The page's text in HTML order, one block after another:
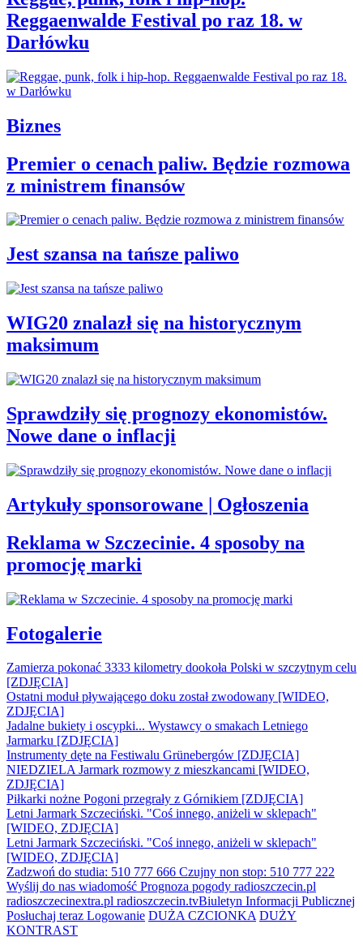
Reggaenwalde Festival po raz 18. w
Darłówku
Biznes
Premier o cenach paliw. Będzie rozmowa
z ministrem finansów
Jest szansa na tańsze paliwo
WIG20 znalazł się na historycznym
maksimum
Sprawdziły się prognozy ekonomistów.
Nowe dane o inflacji
Artykuły sponsorowane | Ogłoszenia
Reklama w Szczecinie. 4 sposoby na
promocję marki
Fotogalerie
Zamierza pokonać 3333 kilometry dookoła Polski w szczytnym celu
[ZDJĘCIA]
Ostatni moduł pływającego doku został zwodowany [WIDEO,
ZDJĘCIA]
Jadalne bukiety i oscypki... Wystawcy o smakach Letniego
Jarmarku [ZDJĘCIA]
Instrumenty dęte na Festiwalu Grünebergów [ZDJĘCIA]
NIEDZIELA Jarmark rozmowy z mieszkancami [WIDEO,
ZDJĘCIA]
Piłkarki nożne Pogoni przegrały z Górnikiem [ZDJĘCIA]
Letni Jarmark Szczeciński. "Coś innego, aniżeli w sklepach"
[WIDEO, ZDJĘCIA]
Letni Jarmark Szczeciński. "Coś innego, aniżeli w sklepach"
[WIDEO, ZDJĘCIA]
Zadzwoń do studia: 510 777 666 Czujny non stop: 510 777 222
Wyślij do nas wiadomość Prognoza pogody radioszczecin.pl
radioszczecinextra.pl radioszczecin.tvBiuletyn Informacji Publicznej
Posłuchaj teraz Logowanie DUŻA CZCIONKA DUŻY
KONTRAST